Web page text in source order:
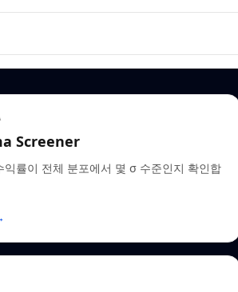
Screener
익률이 전체 분포에서 몇 σ 수준인지 확인합